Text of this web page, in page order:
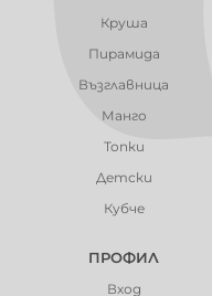
Круша
Пирамида
Възглавница
Манго
Топки
Детски
Кубче
ПРОФИЛ
Вход